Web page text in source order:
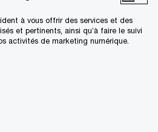
à vous offrir des services et des
et pertinents, ainsi qu’à faire le suivi
activités de marketing numérique.